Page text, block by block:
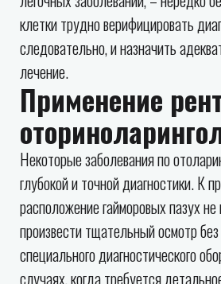
клетки трудно верифицировать
следовательно, и назначить
лечение.
Применение
Некоторые заболевания по
глубокой и точной диагностики. К
расположение гайморовых пазух не
произвести тщательный осмотр
специального диагностического
случаях, когда требуется